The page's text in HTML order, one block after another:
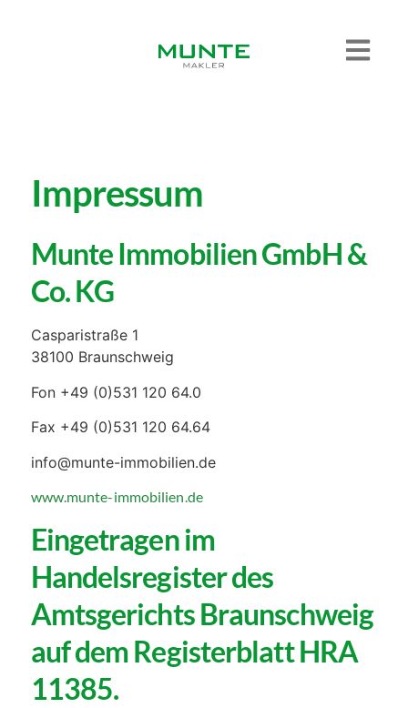
Impressum
Munte Immobilien GmbH &
Co. KG
Casparistraße 1
38100 Braunschweig
Fon +49 (0)531 120 64.0
Fax +49 (0)531 120 64.64
info@munte-immobilien.de
www.munte-immobilien.de
Eingetragen im
Handelsregister des
Amtsgerichts Braunschweig
auf dem Registerblatt HRA
11385.